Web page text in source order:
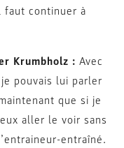
faut continuer à
Krumbholz : Avec
pouvais lui parler
que si je
aller le voir sans
entraîné.